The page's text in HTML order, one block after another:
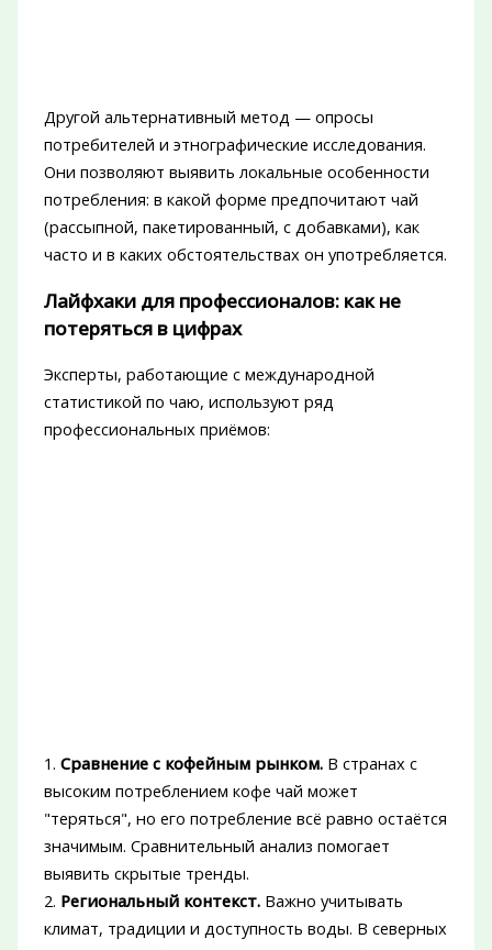
Другой альтернативный метод — опросы
потребителей и этнографические исследования.
Они позволяют выявить локальные особенности
потребления: в какой форме предпочитают чай
(рассыпной, пакетированный, с добавками), как
часто и в каких обстоятельствах он употребляется.
Лайфхаки для профессионалов: как не
потеряться в цифрах
Эксперты, работающие с международной
статистикой по чаю, используют ряд
профессиональных приёмов:
1. Сравнение с кофейным рынком.В странах с
высоким потреблением кофе чай может
"теряться", но его потребление всё равно остаётся
значимым. Сравнительный анализ помогает
выявить скрытые тренды.
2. Региональный контекст.Важно учитывать
климат, традиции и доступность воды. В северных